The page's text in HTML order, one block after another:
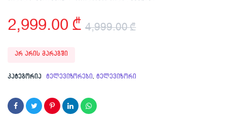
4,999.00₾
price
2,999.00 ₾
price
არ არის მარაგში
კატეგორია ტელევიზორები,ტელევიზორი